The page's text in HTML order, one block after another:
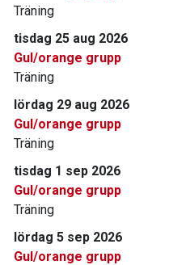
Träning
tisdag 25 aug 2026
Gul/orange grupp
Träning
lördag 29 aug 2026
Gul/orange grupp
Träning
tisdag 1 sep 2026
Gul/orange grupp
Träning
lördag 5 sep 2026
Gul/orange grupp